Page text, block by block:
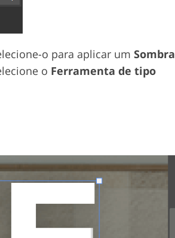
o para aplicar um Sombra
o Ferramenta de tipo